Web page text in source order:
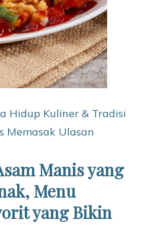
Hidup Kuliner & Tradisi
Memasak Ulasan
Manis yang
Menu
yang Bikin